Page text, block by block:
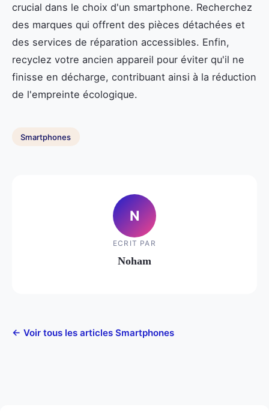
crucial dans le choix d'un smartphone. Recherchez
des marques qui offrent des pièces détachées et
des services de réparation accessibles. Enfin,
recyclez votre ancien appareil pour éviter qu'il ne
finisse en décharge, contribuant ainsi à la réduction
de l'empreinte écologique.
Smartphones
N
ECRIT PAR
Noham
← Voir tous les articles Smartphones